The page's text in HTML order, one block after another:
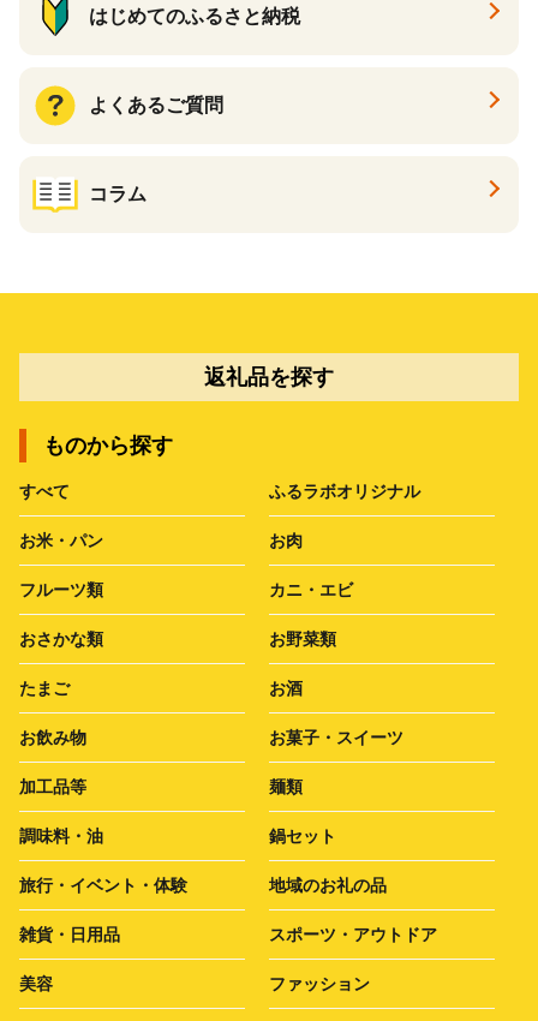
はじめてのふるさと納税
よくあるご質問
コラム
返礼品を探す
ものから探す
すべて ふるラボオリジナル
お米・パン お肉
フルーツ類 カニ・エビ
おさかな類 お野菜類
たまご お酒
お飲み物 お菓子・スイーツ
加工品等 麺類
調味料・油 鍋セット
旅行・イベント・体験 地域のお礼の品
雑貨・日用品 スポーツ・アウトドア
美容 ファッション